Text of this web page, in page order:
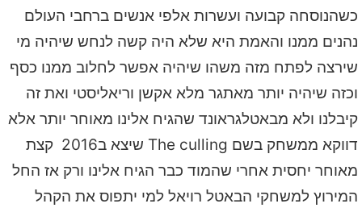
כשהנוסחה קבועה ועשרות אלפי אנשים ברחבי העולם
נהנים ממנו והאמת היא שלא היה קשה לנחש שיהיה מי
שירצה לפתח מזה משהו שיהיה אפשר לחלוב ממנו כסף
וכזה שיהיה יותר מאתגר מלא אקשן וריאליסטי ואת זה
קיבלנו ולא מבאטלגראונד שהגיח אלינו מאוחר יותר אלא
דווקא ממשחק בשם The culling שיצא ב2016 קצת
מאוחר יחסית אחרי שהמוד כבר הגיח אלינו ורק אז החל
המירוץ למשחקי הבאטל רויאל למי יתפוס את הקהל